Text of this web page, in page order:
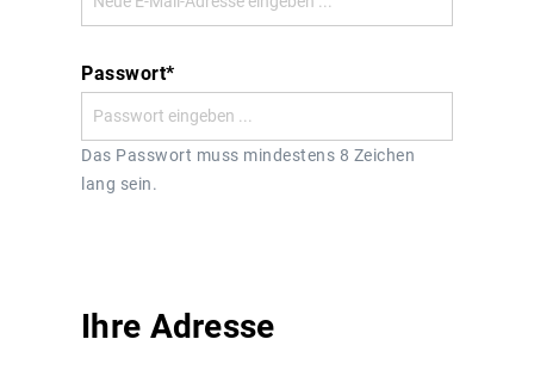
Passwort*
Das Passwort muss mindestens 8 Zeichen
lang sein.
Ihre Adresse